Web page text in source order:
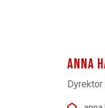
ANNA
Dyrektor